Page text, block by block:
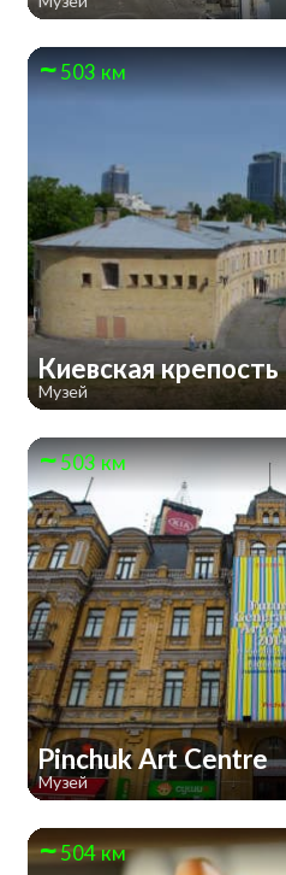
503 км
Киевская крепость
Музей
503 км
Pinchuk Art Centre
Музей
504 км